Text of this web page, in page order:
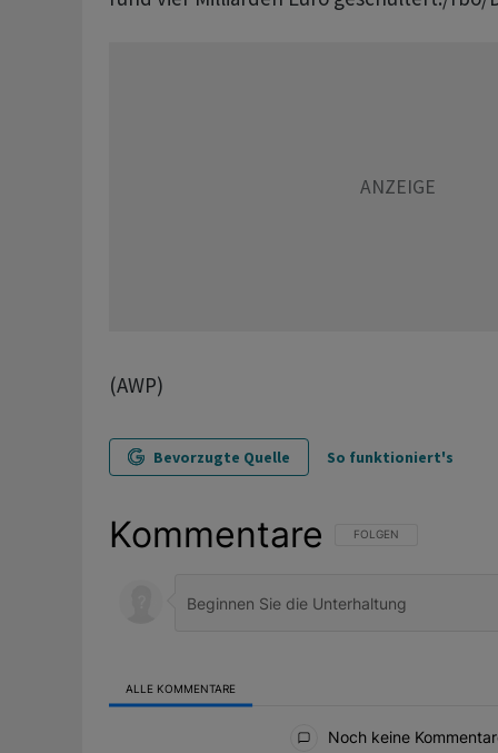
(AWP)
Bevorzugte Quelle So funktioniert's
Kommentare FOLGE DIESER
FOLGEN
ALLE KOMMENTARE
Noch keine